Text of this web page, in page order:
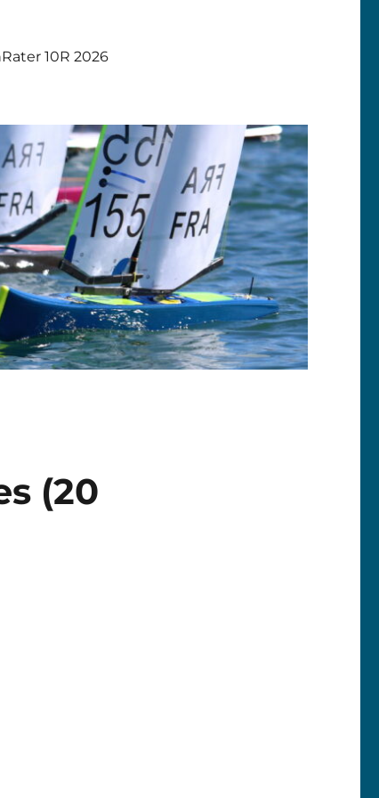
10R 2026
(20